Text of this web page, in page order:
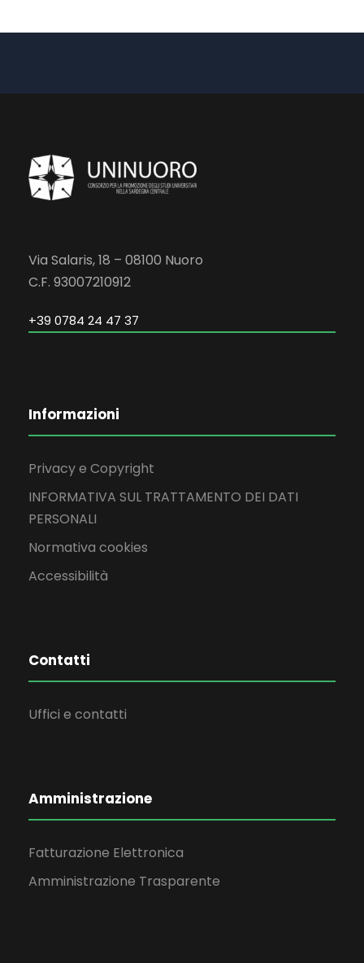
Via Salaris, 18 – 08100 Nuoro
C.F. 93007210912
+39 0784 24 47 37
Informazioni
Privacy e Copyright
INFORMATIVA SUL TRATTAMENTO DEI DATI
PERSONALI
Normativa cookies
Accessibilità
Contatti
Uffici e contatti
Amministrazione
Fatturazione Elettronica
Amministrazione Trasparente